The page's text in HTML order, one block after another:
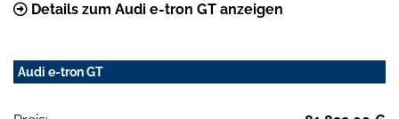
Details zum Audi e-tron GT anzeigen
Audi e-tron GT